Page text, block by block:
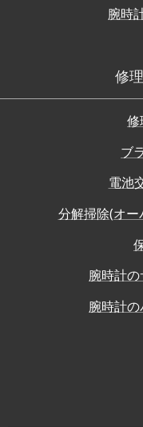
腕時
修
修
ブ
電池
分解掃除(オー
腕時計
腕時計